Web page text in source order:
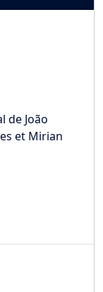
de João
et Mirian